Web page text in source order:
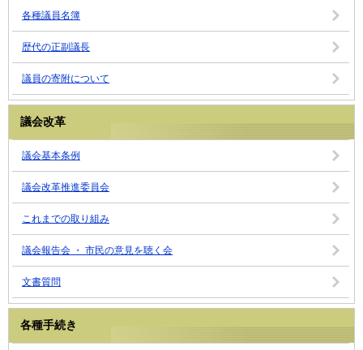
各種議員名簿
歴代の正副議長
議員の寄附について
議会改革
議会基本条例
議会改革推進委員会
これまでの取り組み
議会報告会 ・ 市民の意見を聴く会
文書質問
各種手続き